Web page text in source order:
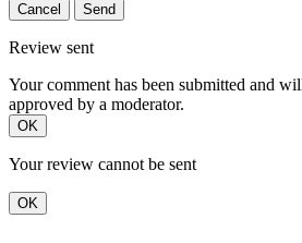
Cancel Send
Review sent
Your comment has been submitted and
approved by a moderator.
OK
Your review cannot be sent
OK